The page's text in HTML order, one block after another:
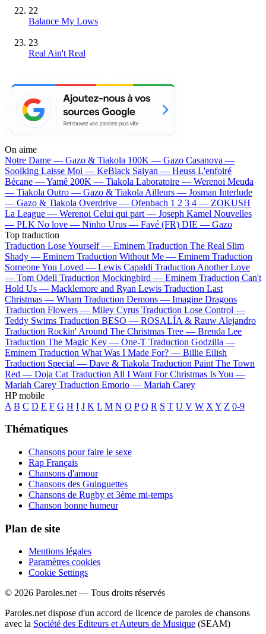
22
Balance My Lows
23
Real Ain't Real
On aime
Notre Dame — Gazo & Tiakola 100K — Gazo Casanova —
Soolking Laisse Moi — KeBlack Saiyan — Heuss L'enfoiré
Bécane —Yamê 200K — Tiakola Laboratoire — Werenoi Meuda
— Tiakola Outro — Gazo & Tiakola Ailleurs — Josman Interlude
— Gazo & Tiakola Overdrive — Ofenbach 1 2 3 4 — ZOKUSH
La League — Werenoi Celui qui part — Joseph Kamel Nouvelles
— PLK No love — Ninho Urus — Favé (FR) DIE — Gazo
Top traduction
Traduction Lose Yourself — Eminem Traduction The Real Slim
Shady — Eminem Traduction Without Me — Eminem Traduction
Someone You Loved — Lewis Capaldi Traduction Another Love
— Tom Odell Traduction Mockingbird — Eminem Traduction Can't
Hold Us — Macklemore and Ryan Lewis Traduction Last
Christmas — Wham Traduction Demons — Imagine Dragons
Traduction Flowers — Miley Cyrus Traduction Lose Control —
Teddy Swims Traduction BESO — ROSALÍA & Rauw Alejandro
Traduction Rockin' Around The Christmas Tree — Brenda Lee
Traduction The Magic Key — One-T Traduction Godzilla —
Eminem Traduction What Was I Made For? — Billie Eilish
Traduction Special — Dave & Tiakola Traduction Paint The Town
Red — Doja Cat Traduction All I Want For Christmas Is You —
Mariah Carey Traduction Emorio — Mariah Carey
HP mobile
A B C D E F G H I J K L M N O P Q R S T U V W X Y Z 0-9
Thématiques
Chansons pour faire le sexe
Rap Français
Chansons d'amour
Chansons des Guinguettes
Chansons de Rugby et 3ème mi-temps
Chanson bonne humeur
Plan de site
Mentions légales
Paramètres cookies
Cookie Settings
© 2026 Paroles.net — Tous droits réservés
Paroles.net dispose d'un accord de licence de paroles de chansons
avec la Société des Editeurs et Auteurs de Musique (SEAM)